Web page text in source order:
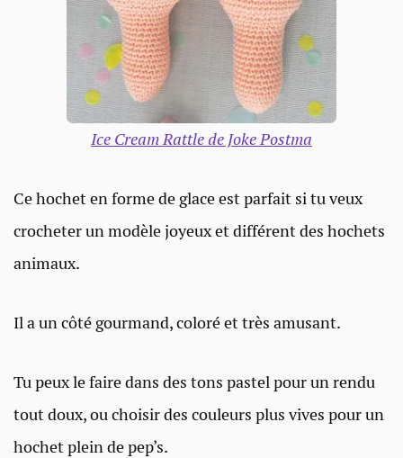
Ice Cream Rattle de Joke Postma
Ce hochet en forme de glace est parfait si tu veux
crocheter un modèle joyeux et différent des hochets
animaux.
Il a un côté gourmand, coloré et très amusant.
Tu peux le faire dans des tons pastel pour un rendu
tout doux, ou choisir des couleurs plus vives pour un
hochet plein de pep’s.